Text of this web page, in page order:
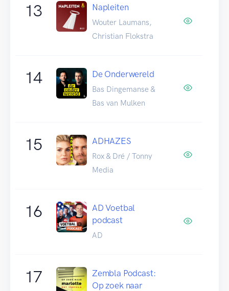
13 Napleiten
Wouter Laumans,
Christian Flokstra
14 De Onderwereld
Bas Dingemanse &
Bas van Mulken
15 ADHAZES
Rox & Dré / Tonny
Media
16
AD Voetbal
podcast
AD
17
Zembla Podcast:
Op zoek naar